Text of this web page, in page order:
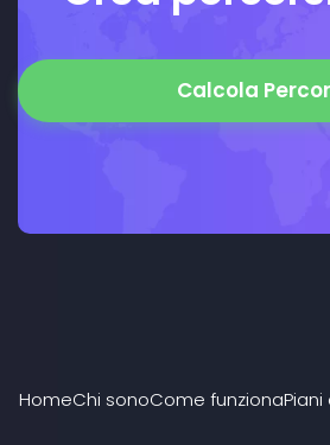
Calcola
HomeChi sonoCome funzionaPiani